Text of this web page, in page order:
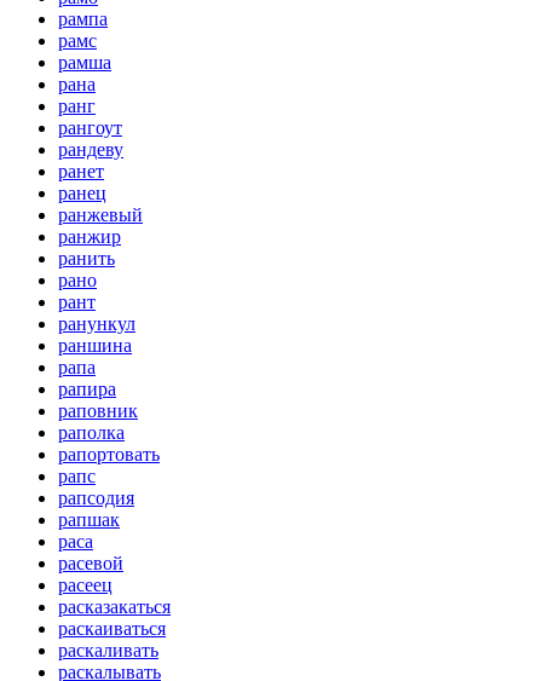
рампа
рамс
рамша
рана
ранг
рангоут
рандеву
ранет
ранец
ранжевый
ранжир
ранить
рано
рант
ранункул
раншина
рапа
рапира
раповник
раполка
рапортовать
рапс
рапсодия
рапшак
раса
расевой
расеец
расказакаться
раскаиваться
раскаливать
раскалывать